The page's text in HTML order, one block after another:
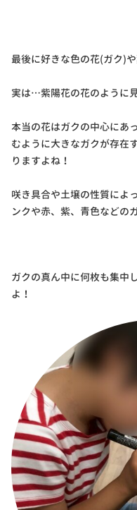
最後に好きな色の花(ガク)
実は…紫陽花の花のように
本当の花はガクの中心にあ
むように大きなガクが存在
りますよね！
咲き具合や土壌の性質によ
ンクや赤、紫、青色などの
ガクの真ん中に何枚も集中
よ！